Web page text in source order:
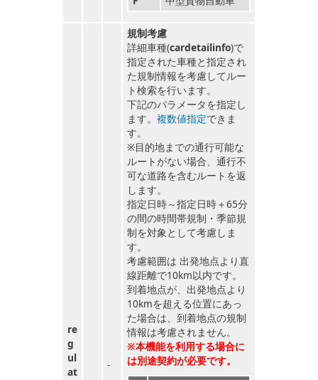
re
g
ul
at
-
規制考慮
詳細車種(cardetailinfo)で
指定された車種と指定され
た規制情報を考慮してルー
ト検索を行います。
下記のパラメータを指定し
ます。 複数値指定できま
す。
※目的地までの通行可能な
ルートがない場合、通行不
可な道路を含むルートを返
します。
指定日時～指定日時＋65分
の間の時間帯規制・季節規
制を対象として考慮しま
す。
考慮範囲は 出発地点より直
線距離で10km以内です。
到着地点が、出発地点より
10kmを超える位置にあっ
た場合は、到着地点の規制
情報は考慮されません。
※本機能を利用する場合に
は別途契約が必要です。